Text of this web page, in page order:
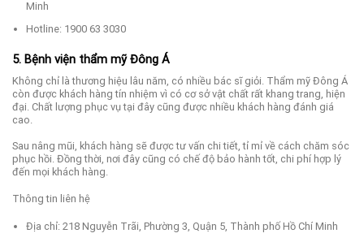
Minh
Hotline: 1900 63 3030
5. Bệnh viện thẩm mỹ Đông Á
Không chỉ là thương hiệu lâu năm, có nhiều bác sĩ giỏi. Thẩm mỹ Đông Á
còn được khách hàng tín nhiệm vì có cơ sở vật chất rất khang trang, hiện
đại. Chất lượng phục vụ tại đây cũng được nhiều khách hàng đánh giá
cao.
Sau nâng mũi, khách hàng sẽ được tư vấn chi tiết, tỉ mỉ về cách chăm sóc
phục hồi. Đồng thời, nơi đây cũng có chế độ bảo hành tốt, chi phí hợp lý
đến mọi khách hàng.
Thông tin liên hệ
Địa chỉ: 218 Nguyễn Trãi, Phường 3, Quận 5, Thành phố Hồ Chí Minh